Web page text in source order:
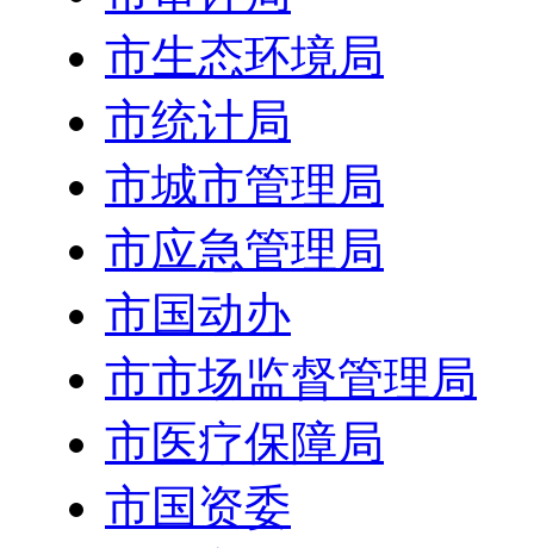
市生态环境局
市统计局
市城市管理局
市应急管理局
市国动办
市市场监督管理局
市医疗保障局
市国资委